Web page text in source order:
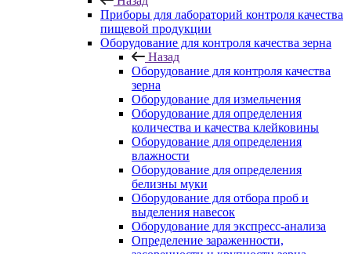
Приборы для лабораторий контроля качества
пищевой продукции
Оборудование для контроля качества зерна
Назад
Оборудование для контроля качества
зерна
Оборудование для измельчения
Оборудование для определения
количества и качества клейковины
Оборудование для определения
влажности
Оборудование для определения
белизны муки
Оборудование для отбора проб и
выделения навесок
Оборудование для экспресс-анализа
Определение зараженности,